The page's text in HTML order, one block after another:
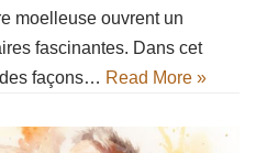
moelleuse ouvrent un
fascinantes. Dans cet
façons… Read More »